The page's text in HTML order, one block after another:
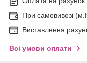
При самовивозі
Виставлення
Всі умови оплати